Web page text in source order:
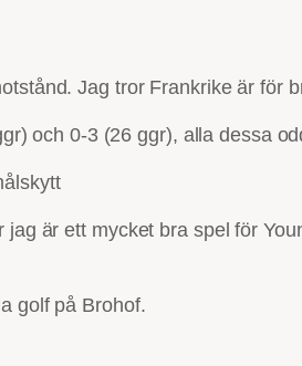
Jag tror Frankrike är för
och 0-3 (26 ggr), alla dessa
är ett mycket bra spel för
golf på Brohof.